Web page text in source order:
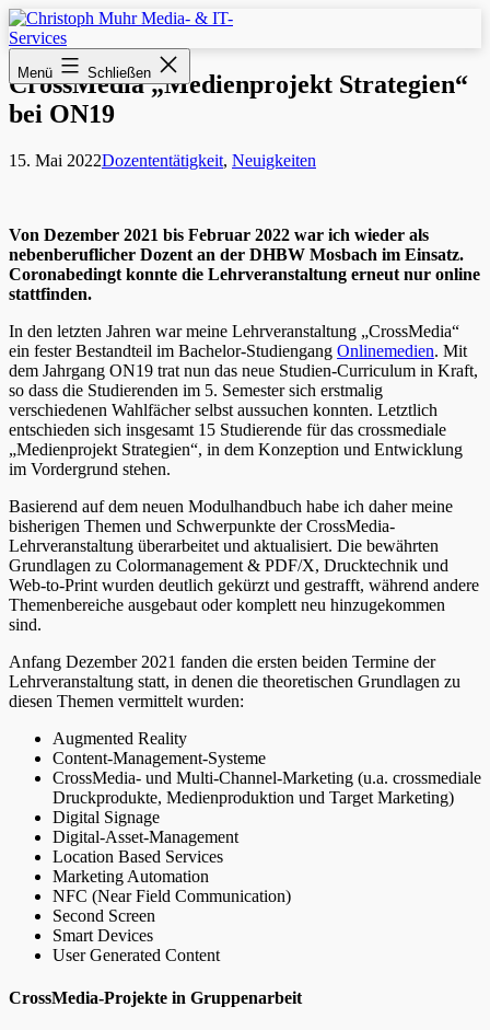
Zum
Inhalt
springen
Christoph
Muhr
Media-
&
Services
Menü Schließen
CrossMedia „Medienprojekt Strategien“
bei ON19
Veröffentlicht
15. Mai 2022Kategorisiert
Dozententätigkeit, Neuigkeiten
Von Dezember 2021 bis Februar 2022 war ich wieder als
nebenberuflicher Dozent an der DHBW Mosbach im Einsatz.
Coronabedingt konnte die Lehrveranstaltung erneut nur online
stattfinden.
In den letzten Jahren war meine Lehrveranstaltung „CrossMedia“
ein fester Bestandteil im Bachelor-Studiengang Onlinemedien. Mit
dem Jahrgang ON19 trat nun das neue Studien-Curriculum in Kraft,
so dass die Studierenden im 5. Semester sich erstmalig
verschiedenen Wahlfächer selbst aussuchen konnten. Letztlich
entschieden sich insgesamt 15 Studierende für das crossmediale
„Medienprojekt Strategien“, in dem Konzeption und Entwicklung
im Vordergrund stehen.
Basierend auf dem neuen Modulhandbuch habe ich daher meine
bisherigen Themen und Schwerpunkte der CrossMedia-
Lehrveranstaltung überarbeitet und aktualisiert. Die bewährten
Grundlagen zu Colormanagement & PDF/X, Drucktechnik und
Web-to-Print wurden deutlich gekürzt und gestrafft, während andere
Themenbereiche ausgebaut oder komplett neu hinzugekommen
sind.
Anfang Dezember 2021 fanden die ersten beiden Termine der
Lehrveranstaltung statt, in denen die theoretischen Grundlagen zu
diesen Themen vermittelt wurden:
Augmented Reality
Content-Management-Systeme
CrossMedia- und Multi-Channel-Marketing (u.a. crossmediale
Druckprodukte, Medienproduktion und Target Marketing)
Digital Signage
Digital-Asset-Management
Location Based Services
Marketing Automation
NFC (Near Field Communication)
Second Screen
Smart Devices
User Generated Content
CrossMedia-Projekte in Gruppenarbeit